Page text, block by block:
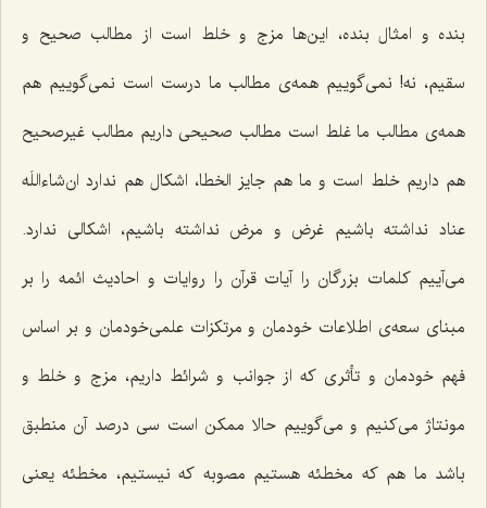
بنده و امثال بنده، این‌ها مزج و خلط است از مطالب صحیح و
سقیم، نه! نمی‌گوییم همه‌ی مطالب ما درست است نمی‌گوییم هم
همه‌ی مطالب ما غلط است مطالب صحیحی داریم مطالب غیرصحیح
هم داریم خلط است و ما هم جایز الخطا، اشکال هم ندارد ان‌شاءاللَه
عناد نداشته باشیم غرض و مرض نداشته باشیم، اشکالی ندارد.
می‌آییم کلمات بزرگان را آیات قرآن را روایات و احادیث ائمه را بر
مبنای سعه‌ی اطلاعات خودمان و مرتکزات علمی‌خودمان و بر اساس
فهم خودمان و تأثری که از جوانب و شرائط داریم، مزج و خلط و
مونتاژ می‌کنیم و می‌گوییم حالا ممکن است سی درصد آن منطبق
باشد ما هم که مخطئه هستیم مصوبه که نیستیم، مخطئه یعنی